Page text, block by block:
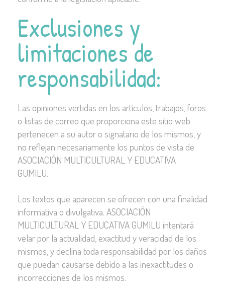
Exclusiones y
limitaciones de
responsabilidad:
Las opiniones vertidas en los artículos, trabajos, foros
o listas de correo que proporciona este sitio web
pertenecen a su autor o signatario de los mismos, y
no reflejan necesariamente los puntos de vista de
ASOCIACIÓN MULTICULTURAL Y EDUCATIVA
GUMILU.
Los textos que aparecen se ofrecen con una finalidad
informativa o divulgativa. ASOCIACIÓN
MULTICULTURAL Y EDUCATIVA GUMILU intentará
velar por la actualidad, exactitud y veracidad de los
mismos, y declina toda responsabilidad por los daños
que puedan causarse debido a las inexactitudes o
incorrecciones de los mismos.